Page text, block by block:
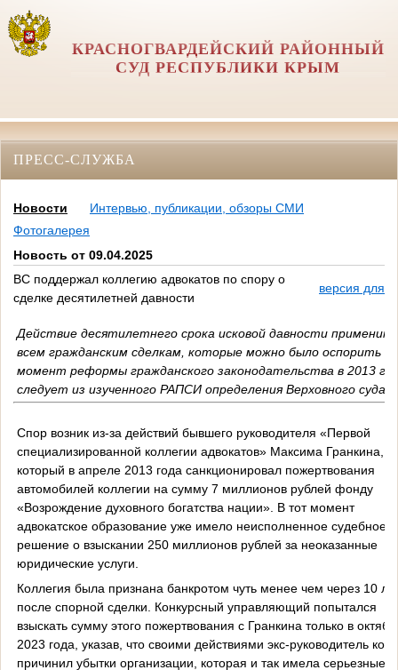
КРАСНОГВАРДЕЙСКИЙ РАЙОННЫЙ
СУД РЕСПУБЛИКИ КРЫМ
ПРЕСС-СЛУЖБА
Новости
Интервью, публикации, обзоры СМИ
Фотогалерея
Новость от 09.04.2025
ВС поддержал коллегию адвокатов по спору о
сделке десятилетней давности
версия для
Действие десятилетнего срока исковой давности
всем гражданским сделкам, которые можно было оспорить на
момент реформы гражданского законодательства в 2013
следует из изученного РАПСИ определения Верховного суда
Спор возник из-за действий бывшего руководителя «Первой
специализированной коллегии адвокатов» Максима Гранкина,
который в апреле 2013 года санкционировал пожертвования
автомобилей коллегии на сумму 7 миллионов рублей фонду
«Возрождение духовного богатства нации». В тот момент
адвокатское образование уже имело неисполненное судебное
решение о взыскании 250 миллионов рублей за неоказанные
юридические услуги.
Коллегия была признана банкротом чуть менее чем через 10
после спорной сделки. Конкурсный управляющий попытался
взыскать сумму этого пожертвования с Гранкина только в
2023 года, указав, что своими действиями экс-руководитель
причинил убытки организации, которая и так имела серьезные